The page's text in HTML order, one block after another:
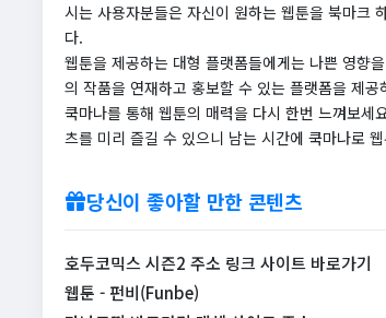
시는 사용자분들은 자신이 원하는 웹툰을 북마크
다.
웹툰을 제공하는 대형 플랫폼들에게는 나쁜 영향
의 작품을 연재하고 홍보할 수 있는 플랫폼을 제
쿡마나를 통해 웹툰의 매력을 다시 한번 느껴보세
츠를 미리 즐길 수 있으니 남는 시간에 쿡마나로
당신이 좋아할 만한 콘텐츠
호두코믹스 시즌2 주소 링크 사이트 바로가기
웹툰 - 펀비(Funbe)